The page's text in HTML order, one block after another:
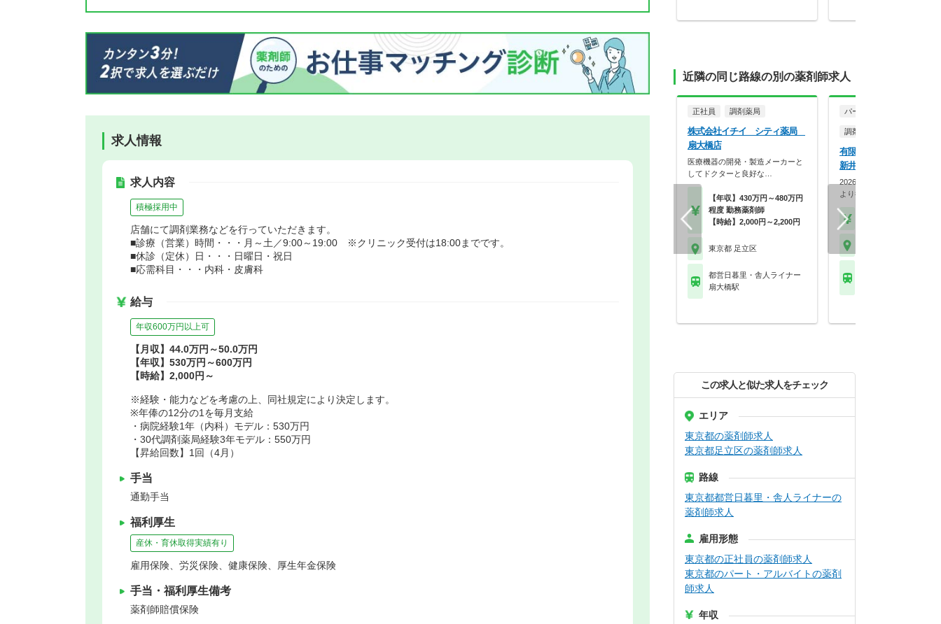
求人情報
求人内容
積極採用中
店舗にて調剤業務などを行っていただきます。
■診療（営業）時間・・・月～土／9:00～19:00 ※クリニック受付は18:00までです。
■休診（定休）日・・・日曜日・祝日
■応需科目・・・内科・皮膚科
給与
年収600万円以上可
【月収】44.0万円～50.0万円
【年収】530万円～600万円
【時給】2,000円～
※経験・能力などを考慮の上、同社規定により決定します。
※年俸の12分の1を毎月支給
・病院経験1年（内科）モデル：530万円
・30代調剤薬局経験3年モデル：550万円
【昇給回数】1回（4月）
手当
通勤手当
福利厚生
産休・育休取得実績有り
雇用保険、労災保険、健康保険、厚生年金保険
手当・福利厚生備考
薬剤師賠償保険
近隣の同じ路線の別の薬剤師求人
正社員 調剤薬局
株式会社イチイ シティ薬局
扇大橋店
医療機器の開発・製造メーカーと
してドクターと良好な…
【年収】430万円～480万円
程度 勤務薬剤師
【時給】2,000円～2,200円
東京都 足立区
都営日暮里・舎人ライナー
扇大橋駅
パート・アルバイト
調剤薬局
有限会社下田調剤センタ
新井大師店（仮名）
2026年10月1日オープン！最
より徒歩圏内で…
この求人と似た求人をチェック
エリア
東京都の薬剤師求人
東京都足立区の薬剤師求人
路線
東京都都営日暮里・舎人ライナーの
薬剤師求人
雇用形態
東京都の正社員の薬剤師求人
東京都のパート・アルバイトの薬剤
師求人
年収